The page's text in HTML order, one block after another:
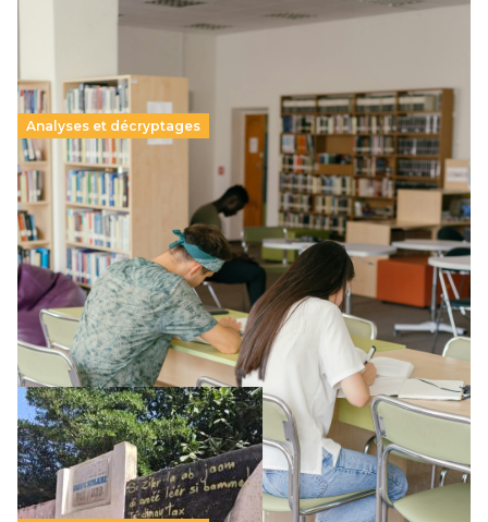
Analyses et décryptages
Supérieur privé : une dérive qui met à mal la
promesse républicaine
11 juillet 2026-
Le projet de loi sur la régulation de l’enseignement
supérieur privé met en lumière l’amplification d’un système
qui relègue l’acte pédagogique au superfétatoire, voire à…
Lire la suite →